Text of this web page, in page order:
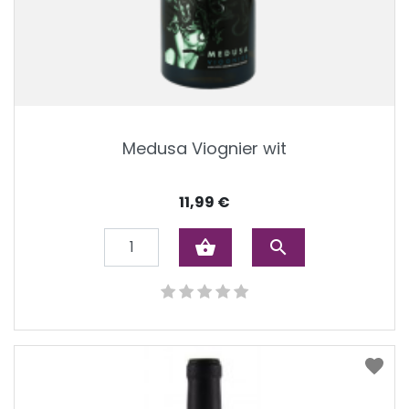
Medusa Viognier wit
Prijs
11,99 €
shopping_basket 